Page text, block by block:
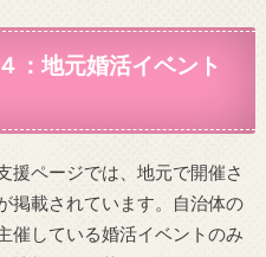
：地元婚活イベント
援ページでは、地元で開催さ
掲載されています。自治体の
催している婚活イベントのみ